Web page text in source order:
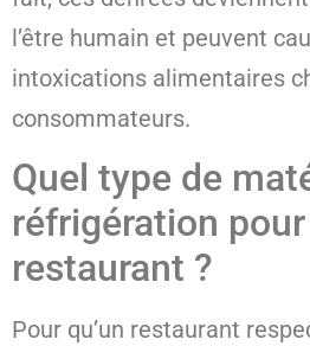
l’être humain et peuvent
intoxications alimentaires
consommateurs.
Quel type de
réfrigération
restaurant ?
Pour qu’un restaurant